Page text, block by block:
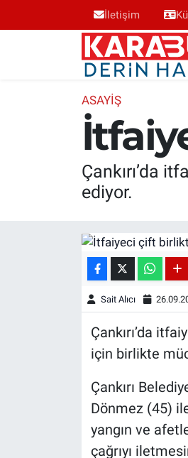
İletişim
ASAYIŞ
Çankırı’da
ediyor.
Sait Alıcı
Çankırı’da
için birlikte
Çankırı
Dönmez (45)
yangın ve
çağrıyı
Karabük Nöbetçi Eczaneler
Karabük Hava Durumu
Karabük Trafik Yoğunluk
Süper Lig Puan Durumu
Tüm Manşetler
Son Dakika Haberleri
Haber Arşivi